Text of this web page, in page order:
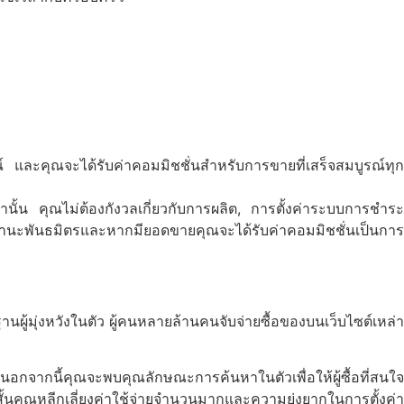
และคุณจะได้รับค่าคอมมิชชั่นสำหรับการขายที่เสร็จสมบูรณ์ทุก
นั้น คุณไม่ต้องกังวลเกี่ยวกับการผลิต, การตั้งค่าระบบการชำระ
ะพันธมิตรและหากมียอดขายคุณจะได้รับค่าคอมมิชชั่นเป็นการ
นผู้มุ่งหวังในตัว ผู้คนหลายล้านคนจับจ่ายซื้อของบนเว็บไซต์เหล่า
นอกจากนี้คุณจะพบคุณลักษณะการค้นหาในตัวเพื่อให้ผู้ซื้อที่สนใจ
นคุณหลีกเลี่ยงค่าใช้จ่ายจำนวนมากและความยุ่งยากในการตั้งค่า